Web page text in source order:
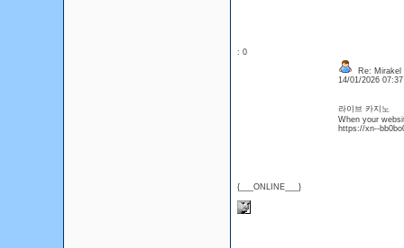
: 0
{___ONLINE___}
Re: Mirakel
14/01/2026
라이브 카지노
When your
https://xn--